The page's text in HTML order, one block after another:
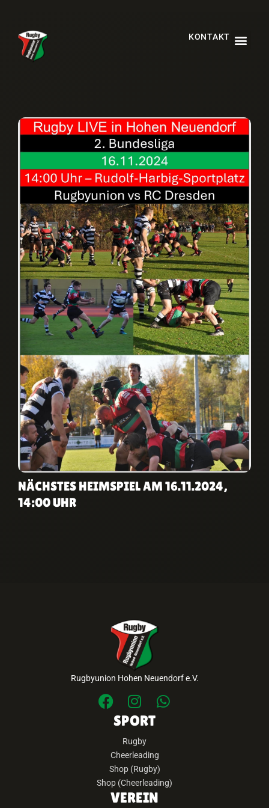
KONTAKT
NÄCHSTES HEIMSPIEL AM 16.11.2024,
14:00 UHR
Rugbyunion Hohen Neuendorf e.V.
SPORT
Rugby
Cheerleading
Shop (Rugby)
Shop (Cheerleading)
VEREIN